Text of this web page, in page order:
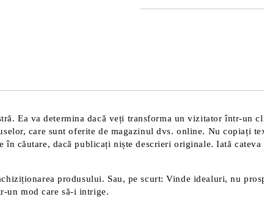
Ea va determina dacă veți transforma un vizitator într-un
care sunt oferite de magazinul dvs. online. Nu copiați
căutare, dacă publicați niște descrieri originale. Iată
produsului. Sau, pe scurt: Vinde idealuri, nu
un mod care să-i intrige.